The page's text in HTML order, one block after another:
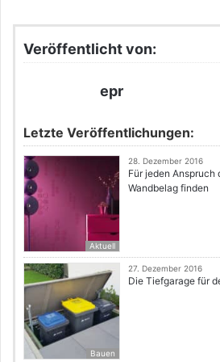
Veröffentlicht von:
epr
Letzte Veröffentlichungen:
Aktuell
28. Dezember 2016
Für jeden Anspruch
Wandbelag finden
Bauen
27. Dezember 2016
Die Tiefgarage für